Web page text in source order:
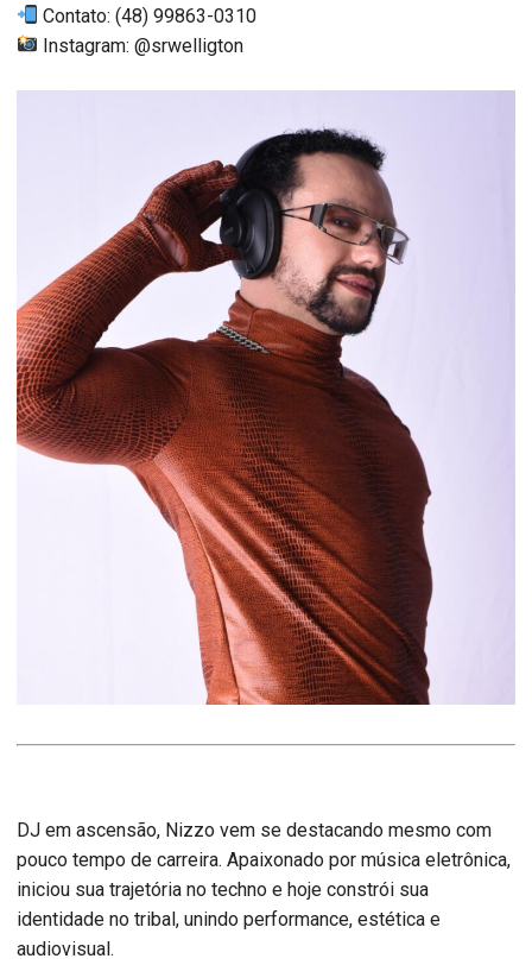
Contato: (48) 99863-0310
Instagram: @srwelligton
DJ em ascensão, Nizzo vem se destacando mesmo com
pouco tempo de carreira. Apaixonado por música eletrônica,
iniciou sua trajetória no techno e hoje constrói sua
identidade no tribal, unindo performance, estética e
audiovisual.